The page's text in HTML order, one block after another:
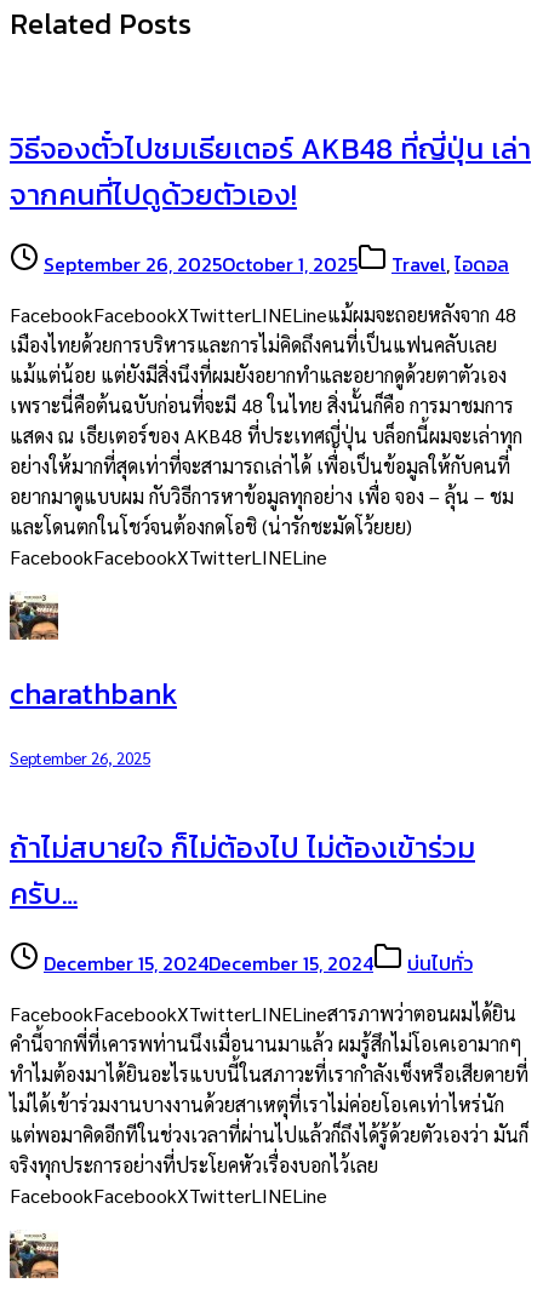
Related Posts
วิธีจองตั๋วไปชมเธียเตอร์ AKB48 ที่ญี่ปุ่น เล่า
จากคนที่ไปดูด้วยตัวเอง!
September 26, 2025October 1, 2025 Travel,ไอดอล
FacebookFacebookXTwitterLINELineแม้ผมจะถอยหลังจาก 48
เมืองไทยด้วยการบริหารและการไม่คิดถึงคนที่เป็นแฟนคลับเลย
แม้แต่น้อย แต่ยังมีสิ่งนึงที่ผมยังอยากทำและอยากดูด้วยตาตัวเอง
เพราะนี่คือต้นฉบับก่อนที่จะมี 48 ในไทย สิ่งนั้นก็คือ การมาชมการ
แสดง ณ เธียเตอร์ของ AKB48 ที่ประเทศญี่ปุ่น บล็อกนี้ผมจะเล่าทุก
อย่างให้มากที่สุดเท่าที่จะสามารถเล่าได้ เพื่อเป็นข้อมูลให้กับคนที่
อยากมาดูแบบผม กับวิธีการหาข้อมูลทุกอย่าง เพื่อ จอง – ลุ้น – ชม
และโดนตกในโชว์จนต้องกดโอชิ (น่ารักชะมัดโว้ยยย)
FacebookFacebookXTwitterLINELine
charathbank
September 26, 2025
ถ้าไม่สบายใจ ก็ไม่ต้องไป ไม่ต้องเข้าร่วม
ครับ…
December 15, 2024December 15, 2024 บ่นไปทั่ว
FacebookFacebookXTwitterLINELineสารภาพว่าตอนผมได้ยิน
คำนี้จากพี่ที่เคารพท่านนึงเมื่อนานมาแล้ว ผมรู้สึกไม่โอเคเอามากๆ
ทำไมต้องมาได้ยินอะไรแบบนี้ในสภาวะที่เรากำลังเซ็งหรือเสียดายที่
ไม่ได้เข้าร่วมงานบางงานด้วยสาเหตุที่เราไม่ค่อยโอเคเท่าไหร่นัก
แต่พอมาคิดอีกทีในช่วงเวลาที่ผ่านไปแล้วก็ถึงได้รู้ด้วยตัวเองว่า มันก็
จริงทุกประการอย่างที่ประโยคหัวเรื่องบอกไว้เลย
FacebookFacebookXTwitterLINELine